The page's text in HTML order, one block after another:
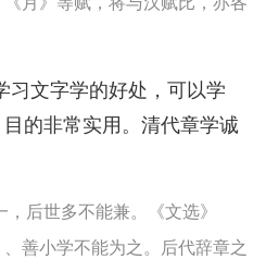
习文字学的好处，可以学
目的非常实用。清代章学诚
后世多不能兼。《文选》
善小学不能为之。后代辞章之